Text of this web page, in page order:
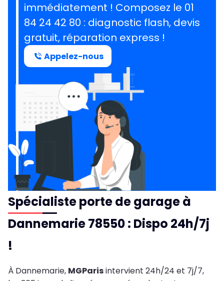
immédiatement ! Composez le 01
84 24 42 80 : diagnostic flash, devis
gratuit, réparation express !
Appelez-nous
Spécialiste porte de garage à
Dannemarie 78550 : Dispo 24h/7j
!
À Dannemarie, MGParisintervient 24h/24 et 7j/7,